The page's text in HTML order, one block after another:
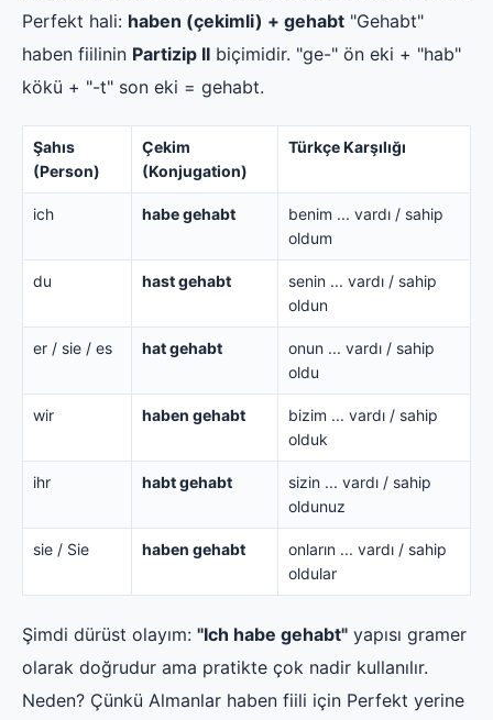
Perfekt hali: haben (çekimli) + gehabt "Gehabt"
haben fiilinin Partizip II biçimidir. "ge-" ön eki + "hab"
kökü + "-t" son eki = gehabt.
Şahıs
(Person)
Çekim
(Konjugation)
Türkçe Karşılığı
ich habe gehabt
benim ... vardı / sahip
oldum
du hast gehabt
senin ... vardı / sahip
oldun
er / sie / es hat gehabt
onun ... vardı / sahip
oldu
wir haben gehabt
bizim ... vardı / sahip
olduk
ihr habt gehabt
sizin ... vardı / sahip
oldunuz
sie / Sie haben gehabt
onların ... vardı / sahip
oldular
Şimdi dürüst olayım: "Ich habe gehabt" yapısı gramer
olarak doğrudur ama pratikte çok nadir kullanılır.
Neden? Çünkü Almanlar haben fiili için Perfekt yerine